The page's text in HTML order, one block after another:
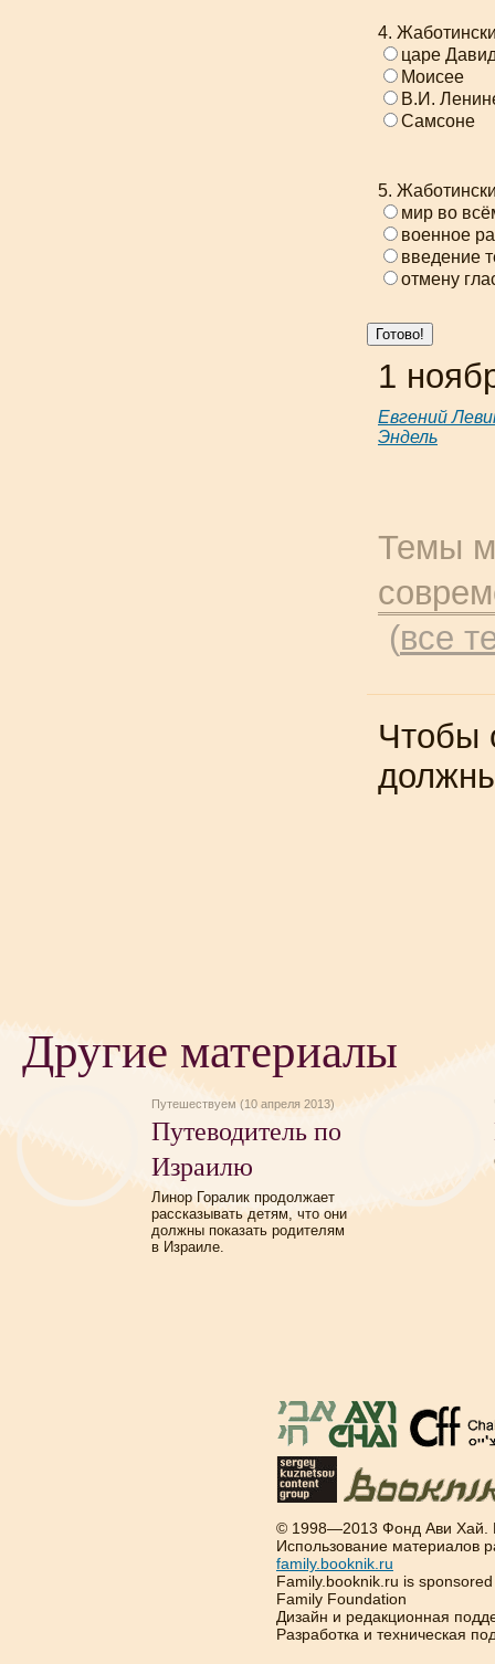
4.
царе
Моисее
В.И.
Самсоне
5.
мир во
военное
введение
отмену
1
Евгений
Эндель
Темы
(все
Чтобы
Другие материалы
Путешествуем (10 апреля 2013)
Путеводитель по
Израилю
Линор Горалик продолжает
рассказывать детям, что они
должны показать родителям
в Израиле.
© 1998—2013 Фонд Ави Хай.
Использование материалов
family.booknik.ru
Family.booknik.ru is
Family Foundation
Дизайн и редакционная
Разработка и техническая